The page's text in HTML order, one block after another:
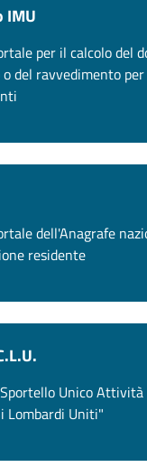
IMU
per il calcolo del
o del ravvedimento
dell'Anagrafe
residente
Unico
Lombardi Uniti"